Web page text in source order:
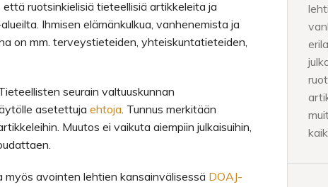
ruotsinkielisiä tieteellisiä artikkeleita ja
Ihmisen elämänkulkua, vanhenemista ja
on mm. terveystieteiden, yhteiskuntatieteiden,
seurain valtuuskunnan
asetettuja ehtoja. Tunnus merkitään
Muutos ei vaikuta aiempiin julkaisuihin,
myös avointen lehtien kansain­välisessä DOAJ­-